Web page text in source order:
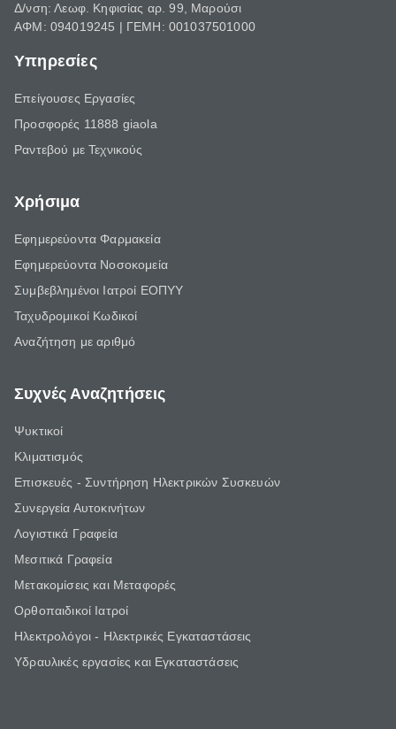
Δ/νση: Λεωφ. Κηφισίας αρ. 99, Μαρούσι
ΑΦΜ: 094019245 | ΓΕΜΗ: 001037501000
Υπηρεσίες
Επείγουσες Εργασίες
Προσφορές 11888 giaola
Ραντεβού με Τεχνικούς
Χρήσιμα
Εφημερεύοντα Φαρμακεία
Εφημερεύοντα Νοσοκομεία
Συμβεβλημένοι Ιατροί ΕΟΠΥΥ
Ταχυδρομικοί Κωδικοί
Αναζήτηση με αριθμό
Συχνές Αναζητήσεις
Ψυκτικοί
Κλιματισμός
Επισκευές - Συντήρηση Ηλεκτρικών Συσκευών
Συνεργεία Αυτοκινήτων
Λογιστικά Γραφεία
Μεσιτικά Γραφεία
Μετακομίσεις και Μεταφορές
Ορθοπαιδικοί Ιατροί
Ηλεκτρολόγοι - Ηλεκτρικές Εγκαταστάσεις
Υδραυλικές εργασίες και Εγκαταστάσεις